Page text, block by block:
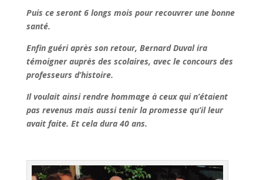
Puis ce seront 6 longs mois pour recouvrer une bonne
santé.
Enfin guéri après son retour, Bernard Duval ira
témoigner auprès des scolaires, avec le concours des
professeurs d’histoire.
Il voulait ainsi rendre hommage à ceux qui n’étaient
pas revenus mais aussi tenir la promesse qu’il leur
avait faite. Et cela dura 40 ans.